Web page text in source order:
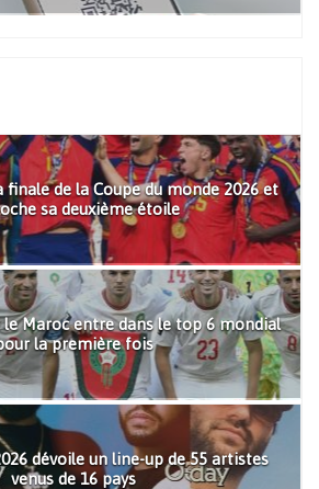
finale de la Coupe du monde 2026 et
sa deuxième étoile
le Maroc entre dans le top 6 mondial
la première fois
dévoile un line-up de 55 artistes
venus de 16 pays